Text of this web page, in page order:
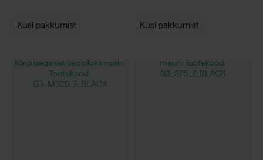
Küsi pakkumist Küsi pakkumist